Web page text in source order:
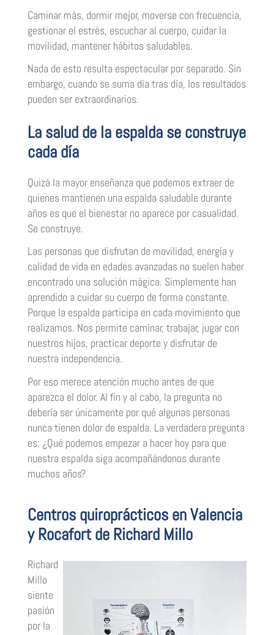
Caminar más, dormir mejor, moverse con frecuencia,
gestionar el estrés, escuchar al cuerpo, cuidar la
movilidad, mantener hábitos saludables.
Nada de esto resulta espectacular por separado. Sin
embargo, cuando se suma día tras día, los resultados
pueden ser extraordinarios.
La salud de la espalda se construye
cada día
Quizá la mayor enseñanza que podemos extraer de
quienes mantienen una espalda saludable durante
años es que el bienestar no aparece por casualidad.
Se construye.
Las personas que disfrutan de movilidad, energía y
calidad de vida en edades avanzadas no suelen haber
encontrado una solución mágica. Simplemente han
aprendido a cuidar su cuerpo de forma constante.
Porque la espalda participa en cada movimiento que
realizamos. Nos permite caminar, trabajar, jugar con
nuestros hijos, practicar deporte y disfrutar de
nuestra independencia.
Por eso merece atención mucho antes de que
aparezca el dolor. Al fin y al cabo, la pregunta no
debería ser únicamente por qué algunas personas
nunca tienen dolor de espalda. La verdadera pregunta
es: ¿Qué podemos empezar a hacer hoy para que
nuestra espalda siga acompañándonos durante
muchos años?
Centros quiroprácticos en Valencia
y Rocafort de Richard Millo
Richard
Millo
siente
pasión
por la